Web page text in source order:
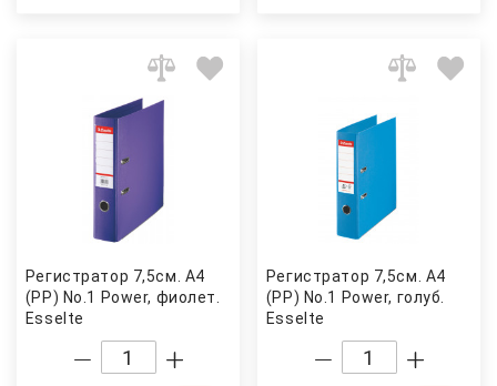
Регистратор 7,5см. А4
(PP) No.1 Power, фиолет.
Esselte
Регистратор 7,5см. А4
(PP) No.1 Power, голуб.
Esselte